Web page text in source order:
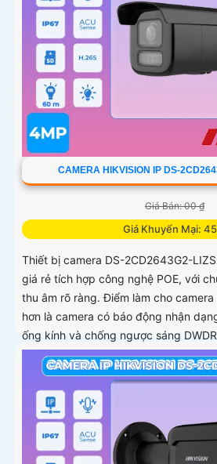
CAMERA HIKVISION IP DS-
Giá Bán: 00 ₫
Giá Khuyến Mại:
Thiết bị camera DS-2CD2643G2-
giá rẻ tích hợp công nghệ POE, với
thu âm rõ ràng. Điểm làm cho
hơn là camera có báo động nhận
ống kính và chống ngược sáng
ảnh rõ hơn dù ở môi trường ánh sáng